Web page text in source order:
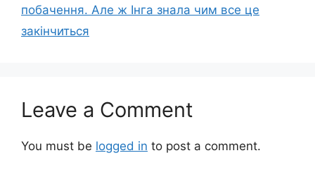
побачення. Але ж Інга знала чим все це
закінчиться
Leave a Comment
You must be logged in to post a comment.